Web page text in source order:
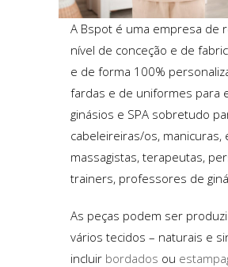
A Bspot é uma empresa de
nível de conceção e de
e de forma 100%
fardas e de uniformes para
ginásios e SPA sobretudo
cabeleireiras/os, manicuras,
massagistas, terapeutas,
trainers, professores de
As peças podem ser
vários tecidos – naturais e
incluir bordados ou